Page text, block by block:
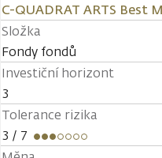
C-QUADRAT ARTS Best
Složka
Fondy fondů
Investiční horizont
3
Tolerance rizika
3 / 7